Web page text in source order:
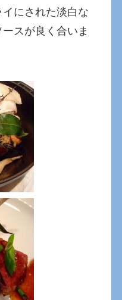
にされた淡白な
スが良く合いま